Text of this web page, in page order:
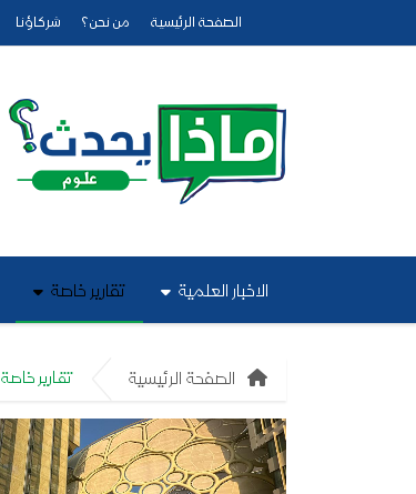
الصفحة الرئيسية من نحن؟ شركاؤنا
الاخبار العلمية تقارير خاصة
الصفحة الرئيسية تقارير خاصة